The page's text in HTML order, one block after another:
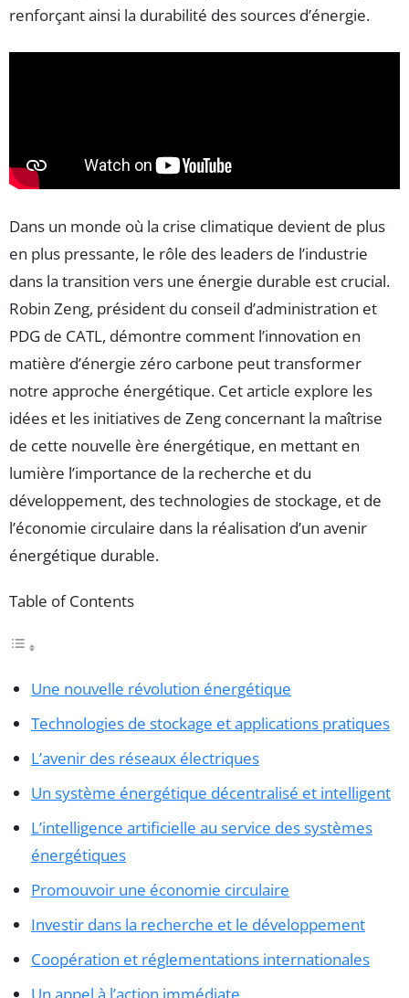
renforçant ainsi la durabilité des sources d’énergie.
Dans un monde où la crise climatique devient de plus
en plus pressante, le rôle des leaders de l’industrie
dans la transition vers une énergie durable est crucial.
Robin Zeng, président du conseil d’administration et
PDG de CATL, démontre comment l’innovation en
matière d’énergie zéro carbone peut transformer
notre approche énergétique. Cet article explore les
idées et les initiatives de Zeng concernant la maîtrise
de cette nouvelle ère énergétique, en mettant en
lumière l’importance de la recherche et du
développement, des technologies de stockage, et de
l’économie circulaire dans la réalisation d’un avenir
énergétique durable.
Table of Contents
Une nouvelle révolution énergétique
Technologies de stockage et applications pratiques
L’avenir des réseaux électriques
Un système énergétique décentralisé et intelligent
L’intelligence artificielle au service des systèmes
énergétiques
Promouvoir une économie circulaire
Investir dans la recherche et le développement
Coopération et réglementations internationales